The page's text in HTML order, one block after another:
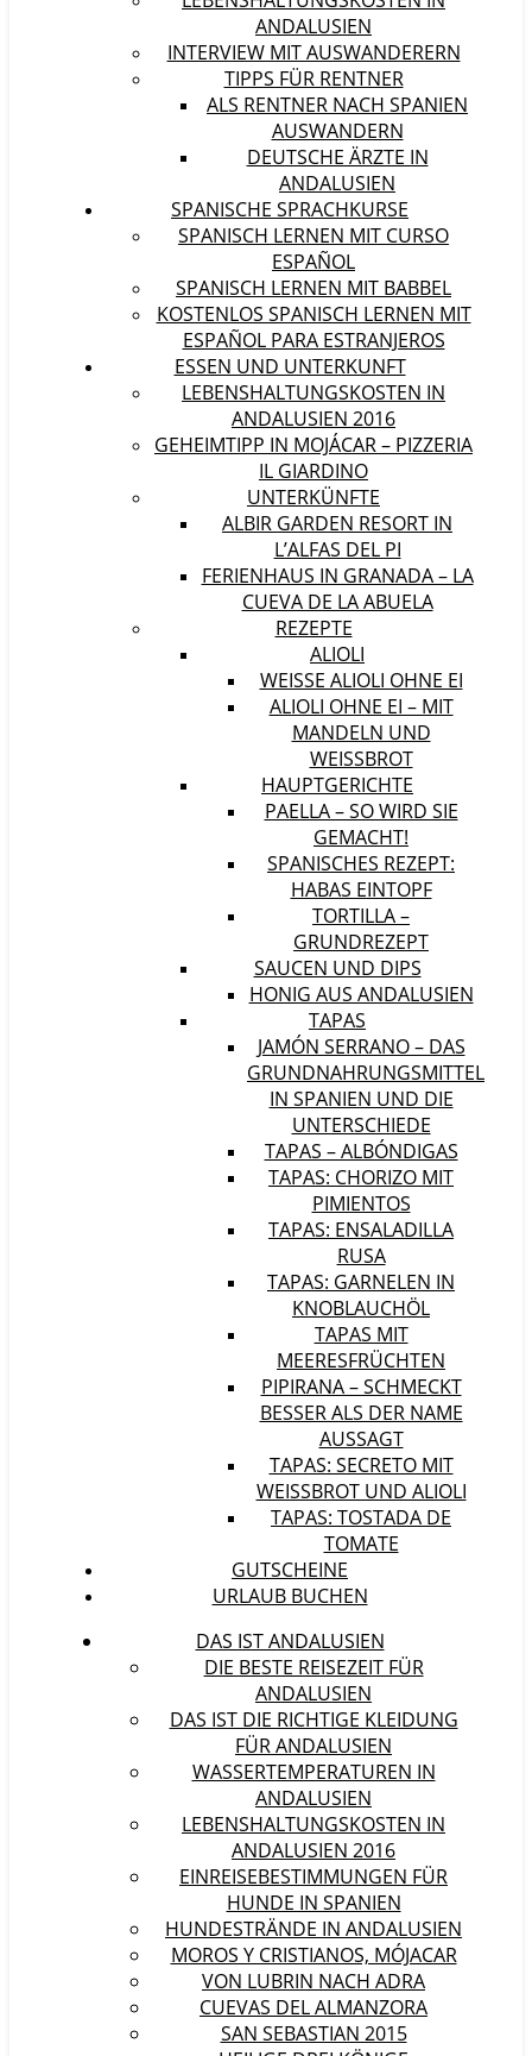
ANDALUSIEN
INTERVIEW MIT AUSWANDERERN
TIPPS FÜR RENTNER
ALS RENTNER NACH SPANIEN
AUSWANDERN
DEUTSCHE ÄRZTE IN
ANDALUSIEN
SPANISCHE SPRACHKURSE
SPANISCH LERNEN MIT CURSO
ESPAÑOL
SPANISCH LERNEN MIT BABBEL
KOSTENLOS SPANISCH LERNEN MIT
ESPAÑOL PARA ESTRANJEROS
ESSEN UND UNTERKUNFT
LEBENSHALTUNGSKOSTEN IN
ANDALUSIEN 2016
GEHEIMTIPP IN MOJÁCAR – PIZZERIA
IL GIARDINO
UNTERKÜNFTE
ALBIR GARDEN RESORT IN
L’ALFAS DEL PI
FERIENHAUS IN GRANADA – LA
CUEVA DE LA ABUELA
REZEPTE
ALIOLI
WEISSE ALIOLI OHNE EI
ALIOLI OHNE EI – MIT
MANDELN UND
WEISSBROT
HAUPTGERICHTE
PAELLA – SO WIRD SIE
GEMACHT!
SPANISCHES REZEPT:
HABAS EINTOPF
TORTILLA –
GRUNDREZEPT
SAUCEN UND DIPS
HONIG AUS ANDALUSIEN
TAPAS
JAMÓN SERRANO – DAS
GRUNDNAHRUNGSMITTEL
IN SPANIEN UND DIE
UNTERSCHIEDE
TAPAS – ALBÓNDIGAS
TAPAS: CHORIZO MIT
PIMIENTOS
TAPAS: ENSALADILLA
RUSA
TAPAS: GARNELEN IN
KNOBLAUCHÖL
TAPAS MIT
MEERESFRÜCHTEN
PIPIRANA – SCHMECKT
BESSER ALS DER NAME
AUSSAGT
TAPAS: SECRETO MIT
WEISSBROT UND ALIOLI
TAPAS: TOSTADA DE
TOMATE
GUTSCHEINE
URLAUB BUCHEN
DAS IST ANDALUSIEN
DIE BESTE REISEZEIT FÜR
ANDALUSIEN
DAS IST DIE RICHTIGE KLEIDUNG
FÜR ANDALUSIEN
WASSERTEMPERATUREN IN
ANDALUSIEN
LEBENSHALTUNGSKOSTEN IN
ANDALUSIEN 2016
EINREISEBESTIMMUNGEN FÜR
HUNDE IN SPANIEN
HUNDESTRÄNDE IN ANDALUSIEN
MOROS Y CRISTIANOS, MÓJACAR
VON LUBRIN NACH ADRA
CUEVAS DEL ALMANZORA
SAN SEBASTIAN 2015